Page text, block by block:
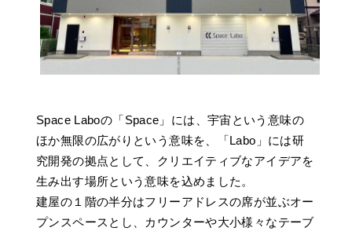
Space Laboの「Space」には、宇宙という意味の
ほか無限の広がりという意味を、「Labo」には研
究開発の拠点として、クリエイティブなアイデアを
生み出す場所という意味を込めました。
建屋の１階の半分はフリーアドレスの席が並ぶオー
プンスペースとし、カウンターや大小様々なテーブ